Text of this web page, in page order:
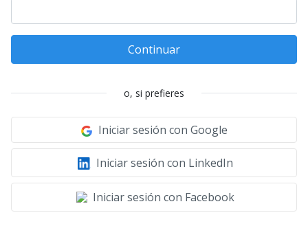
Continuar
o, si prefieres
Iniciar sesión con Google
Iniciar sesión con LinkedIn
Iniciar sesión con Facebook